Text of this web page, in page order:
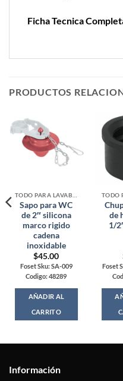
Ficha Tecnica
PRODUCTOS
Sapo para WC
de 2″ silicona
marco rigido
cadena
inoxidable
$45.00
Foset Sku: SA-009
Codigo: 48289
AÑADIR AL
CARRITO
de
1/
Foset
Información